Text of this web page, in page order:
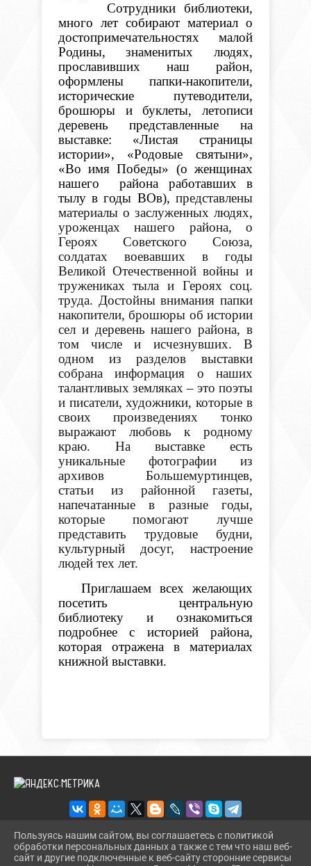
Сотрудники библиотеки,
много лет собирают материал о
достопримечательностях малой
Родины, знаменитых людях,
прославивших наш район,
оформлены папки-накопители,
исторические путеводители,
брошюры и буклеты, летописи
деревень представленные на
выставке: «Листая страницы
истории», «Родовые святыни»,
«Во имя Победы» (о женщинах
нашего района работавших в
тылу в годы ВОв),представлены
материалы о заслуженных людях,
уроженцах нашего района, о
Героях Советского Союза,
солдатах воевавших в годы
Великой Отечественной войны и
тружениках тыла и Героях соц.
труда. Достойны внимания папки
накопители, брошюры об истории
сел и деревень нашего района, в
том числе и исчезнувших. В
одном из разделов выставки
собрана информация о наших
талантливых земляках – это поэты
и писатели, художники, которые в
своих произведениях тонко
выражают любовь к родному
краю. На выставке есть
уникальные фотографии из
архивов Большемуртинцев,
статьи из районной газеты,
напечатанные в разные годы,
которые помогают лучше
представить трудовые будни,
культурный досуг, настроение
людей тех лет.
Приглашаем всех желающих
посетить центральную
библиотеку и ознакомиться
подробнее с историей района,
которая отражена в материалах
книжной выставки.
2026 Г. BMLIBR.RU
Пользуясь нашим сайтом, вы соглашаетесь с политикой
обработки персональных данных а также с тем что наш веб-
сайт и другие подключенные к веб-сайту сторонние сервисы